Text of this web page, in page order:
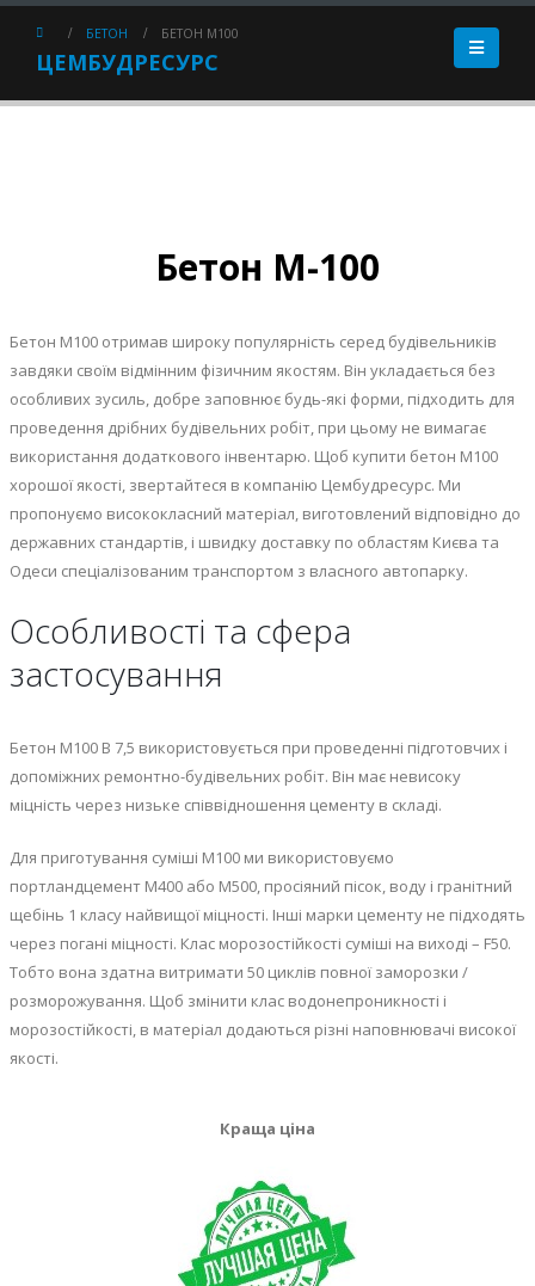
ЦЕМБУДРЕСУРС
БЕТОН БЕТОН М100
Бетон М-100
Бетон М100 отримав широку популярність серед будівельників
завдяки своїм відмінним фізичним якостям. Він укладається без
особливих зусиль, добре заповнює будь-які форми, підходить для
проведення дрібних будівельних робіт, при цьому не вимагає
використання додаткового інвентарю. Щоб купити бетон М100
хорошої якості, звертайтеся в компанію Цембудресурс. Ми
пропонуємо висококласний матеріал, виготовлений відповідно до
державних стандартів, і швидку доставку по областям Києва та
Одеси спеціалізованим транспортом з власного автопарку.
Особливості та сфера
застосування
Бетон М100 В 7,5 використовується при проведенні підготовчих і
допоміжних ремонтно-будівельних робіт. Він має невисоку
міцність через низьке співвідношення цементу в складі.
Для приготування суміші М100 ми використовуємо
портландцемент М400 або М500, просіяний пісок, воду і гранітний
щебінь 1 класу найвищої міцності. Інші марки цементу не підходять
через погані міцності. Клас морозостійкості суміші на виході – F50.
Тобто вона здатна витримати 50 циклів повної заморозки /
розморожування. Щоб змінити клас водонепроникності і
морозостійкості, в матеріал додаються різні наповнювачі високої
якості.
Краща ціна